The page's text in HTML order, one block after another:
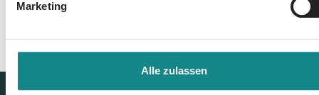
Marketing
Alle zulassen